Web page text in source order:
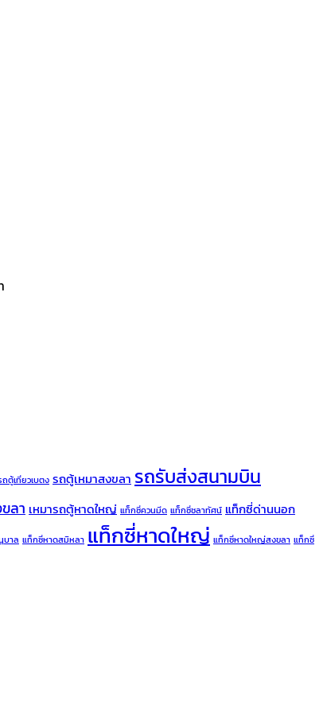
ถตู้เที่ยวเบตง รถตู้เหมาสงขลา รถรับส่งสนามบิน
ลา เหมารถตู้หาดใหญ่ แท็กซี่ควนมีด แท็กซี่ชลาทัศน์ แท็กซี่ด่านนอก
บาล แท็กซี่หาดสมิหลา แท็กซี่หาดใหญ่ แท็กซี่หาดใหญ่สงขลา แท็กซี่